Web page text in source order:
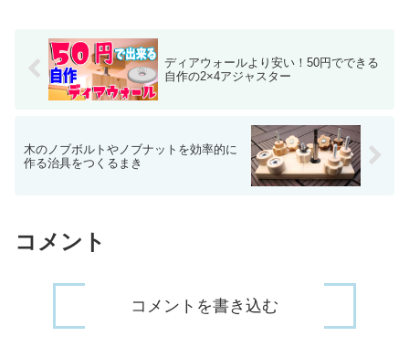
ディアウォールより安い！50円でできる
自作の2×4アジャスター
木のノブボルトやノブナットを効率的に
作る治具をつくるまき
コメント
コメントを書き込む